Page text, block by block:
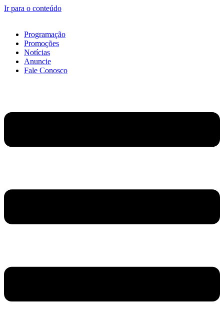
Ir para o conteúdo
Programação
Promoções
Notícias
Anuncie
Fale Conosco